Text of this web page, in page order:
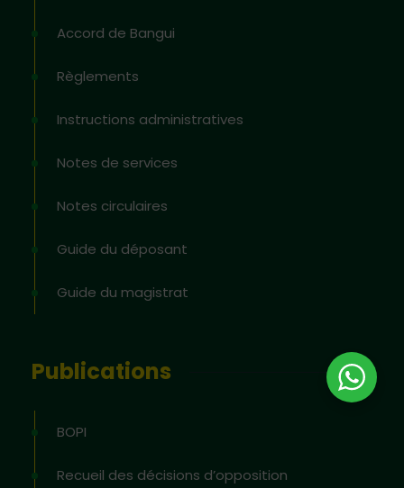
Accord de Bangui
Règlements
Instructions administratives
Notes de services
Notes circulaires
Guide du déposant
Guide du magistrat
Publications
BOPI
Recueil des décisions d’opposition